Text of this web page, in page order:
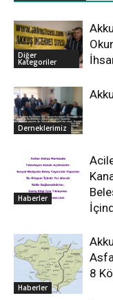
Diğer
Kategoriler
Derneklerimiz
Haberler
Haberler
8